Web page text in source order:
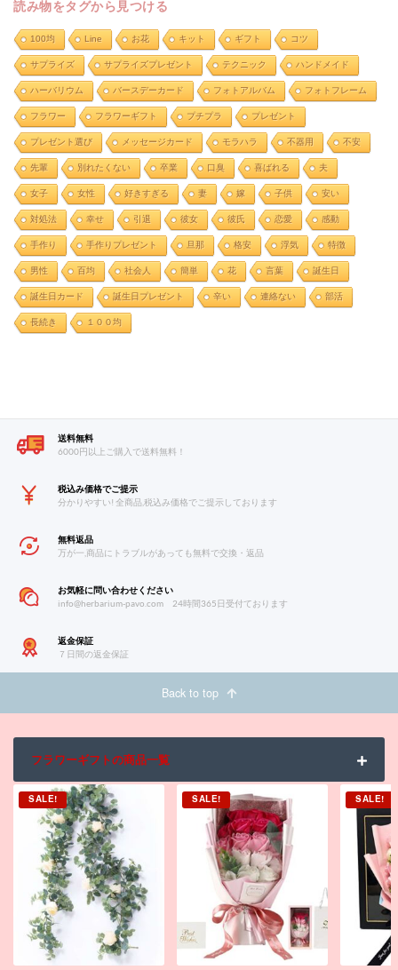
読み物をタグから見つける
100均 Line お花 キット ギフト コツ
サプライズ サプライズプレゼント テクニック ハンドメイド
ハーバリウム バースデーカード フォトアルバム フォトフレーム
フラワー フラワーギフト プチプラ プレゼント
プレゼント選び メッセージカード モラハラ 不器用 不安
先輩 別れたくない 卒業 口臭 喜ばれる 夫
女子 女性 好きすぎる 妻 嫁 子供 安い
対処法 幸せ 引退 彼女 彼氏 恋愛 感動
手作り 手作りプレゼント 旦那 格安 浮気 特徴
男性 百均 社会人 簡単 花 言葉 誕生日
誕生日カード 誕生日プレゼント 辛い 連絡ない 部活
長続き １００均
送料無料
6000円以上ご購入で送料無料！
税込み価格でご提示
分かりやすい! 全商品,税込み価格でご提示しております
無料返品
万が一,商品にトラブルがあっても無料で交換・返品
お気軽に問い合わせください
info@herbarium-pavo.com24時間365日受付ております
返金保証
７日間の返金保証
Back to top
フラワーギフトの商品一覧
SALE! SALE! SALE!